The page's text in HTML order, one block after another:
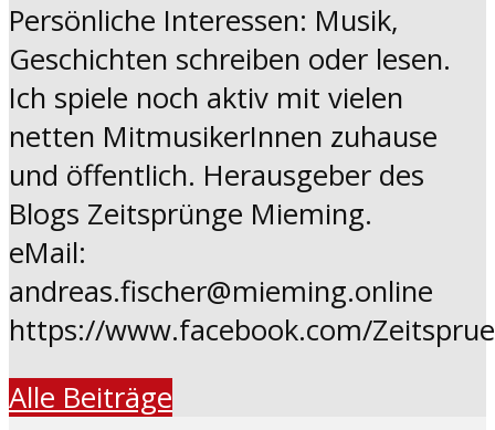
Persönliche Interessen: Musik,
Geschichten schreiben oder lesen.
Ich spiele noch aktiv mit vielen
netten MitmusikerInnen zuhause
und öffentlich. Herausgeber des
Blogs Zeitsprünge Mieming.
eMail:
andreas.fischer@mieming.online
https://www.facebook.com/
Alle Beiträge